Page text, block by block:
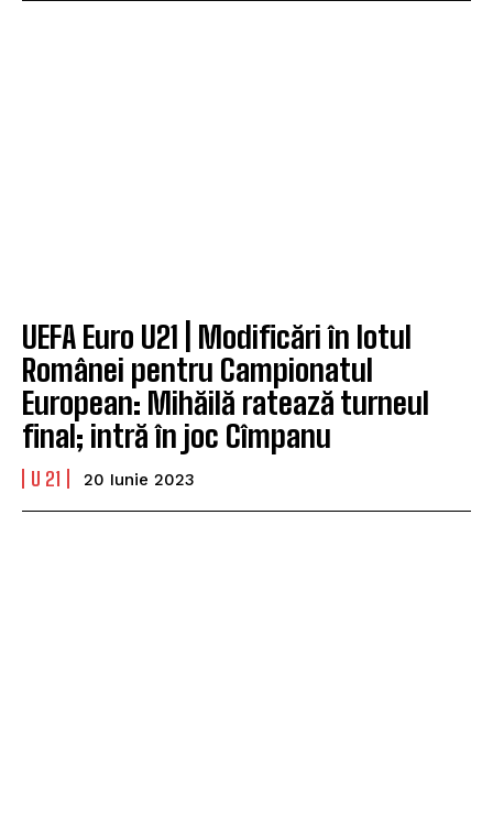
UEFA Euro U21 | Modificări în lotul
Românei pentru Campionatul
European: Mihăilă ratează turneul
final; intră în joc Cîmpanu
U 21 20 Iunie 2023